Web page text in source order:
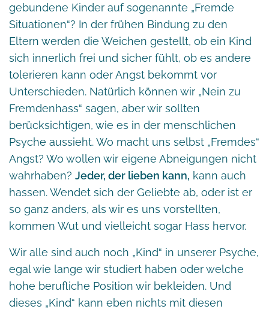
gebundene Kinder auf sogenannte „Fremde
Situationen“? In der frühen Bindung zu den
Eltern werden die Weichen gestellt, ob ein Kind
sich innerlich frei und sicher fühlt, ob es andere
tolerieren kann oder Angst bekommt vor
Unterschieden. Natürlich können wir „Nein zu
Fremdenhass“ sagen, aber wir sollten
berücksichtigen, wie es in der menschlichen
Psyche aussieht. Wo macht uns selbst „Fremdes“
Angst? Wo wollen wir eigene Abneigungen nicht
wahrhaben? Jeder, der lieben kann, kann auch
hassen. Wendet sich der Geliebte ab, oder ist er
so ganz anders, als wir es uns vorstellten,
kommen Wut und vielleicht sogar Hass hervor.
Wir alle sind auch noch „Kind“ in unserer Psyche,
egal wie lange wir studiert haben oder welche
hohe berufliche Position wir bekleiden. Und
dieses „Kind“ kann eben nichts mit diesen